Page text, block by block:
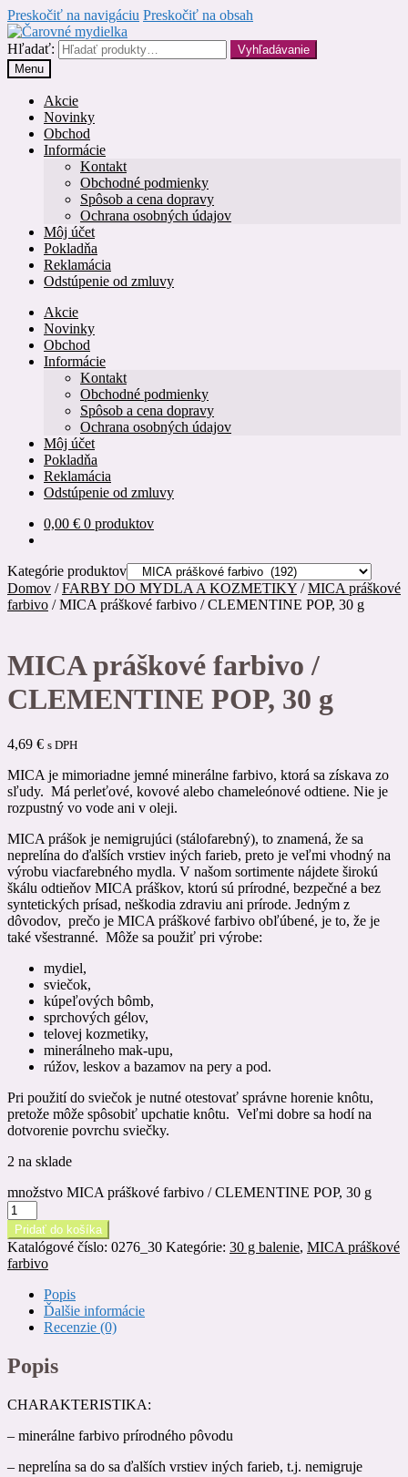
Preskočiť na navigáciu Preskočiť na obsah
Hľadať:
Vyhľadávanie
Menu
Akcie
Novinky
Obchod
Informácie
Kontakt
Obchodné podmienky
Spôsob a cena dopravy
Ochrana osobných údajov
Môj účet
Pokladňa
Reklamácia
Odstúpenie od zmluvy
Akcie
Novinky
Obchod
Informácie
Kontakt
Obchodné podmienky
Spôsob a cena dopravy
Ochrana osobných údajov
Môj účet
Pokladňa
Reklamácia
Odstúpenie od zmluvy
0,00 € 0 produktov
Kategórie produktov
Domov /FARBY DO MYDLA A KOZMETIKY /MICA práškové
farbivo /MICA práškové farbivo / CLEMENTINE POP, 30 g
MICA práškové farbivo /
CLEMENTINE POP, 30 g
4,69 € s DPH
MICA je mimoriadne jemné minerálne farbivo, ktorá sa získava zo
sľudy. Má perleťové, kovové alebo chameleónové odtiene. Nie je
rozpustný vo vode ani v oleji.
MICA prášok je nemigrujúci (stálofarebný), to znamená, že sa
neprelína do ďalších vrstiev iných farieb, preto je veľmi vhodný na
výrobu viacfarebného mydla. V našom sortimente nájdete širokú
škálu odtieňov MICA práškov, ktorú sú prírodné, bezpečné a bez
syntetických prísad, neškodia zdraviu ani prírode. Jedným z
dôvodov, prečo je MICA práškové farbivo obľúbené, je to, že je
také všestranné. Môže sa použiť pri výrobe:
mydiel,
sviečok,
kúpeľových bômb,
sprchových gélov,
telovej kozmetiky,
minerálneho mak-upu,
rúžov, leskov a bazamov na pery a pod.
Pri použití do sviečok je nutné otestovať správne horenie knôtu,
pretože môže spôsobiť upchatie knôtu. Veľmi dobre sa hodí na
dotvorenie povrchu sviečky.
2 na sklade
množstvo MICA práškové farbivo / CLEMENTINE POP, 30 g
Pridať do košíka
Katalógové číslo: 0276_30 Kategórie: 30 g balenie, MICA práškové
farbivo
Popis
Ďalšie informácie
Recenzie (0)
Popis
CHARAKTERISTIKA:
– minerálne farbivo prírodného pôvodu
– neprelína sa do sa ďalších vrstiev iných farieb, t.j. nemigruje